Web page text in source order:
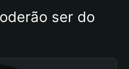
ser do